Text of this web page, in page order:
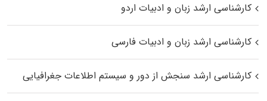
کارشناسی ارشد زبان و ادبیات اردو
کارشناسی ارشد زبان و ادبیات فارسی
کارشناسی ارشد سنجش از دور و سیستم اطلاعات جغرافیایی